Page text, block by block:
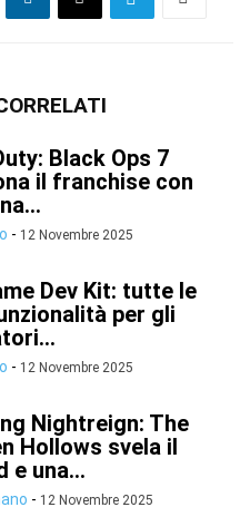
Black Ops 7
il franchise con
- 12 Novembre 2025
Dev Kit: tutte le
per gli
- 12 Novembre 2025
Nightreign: The
Hollows svela il
e una...
- 12 Novembre 2025